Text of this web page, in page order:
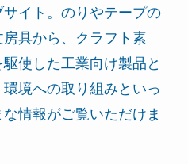
イト。のりやテープの
具から、クラフト素
使した工業向け製品と
境への取り組みといっ
情報がご覧いただけま